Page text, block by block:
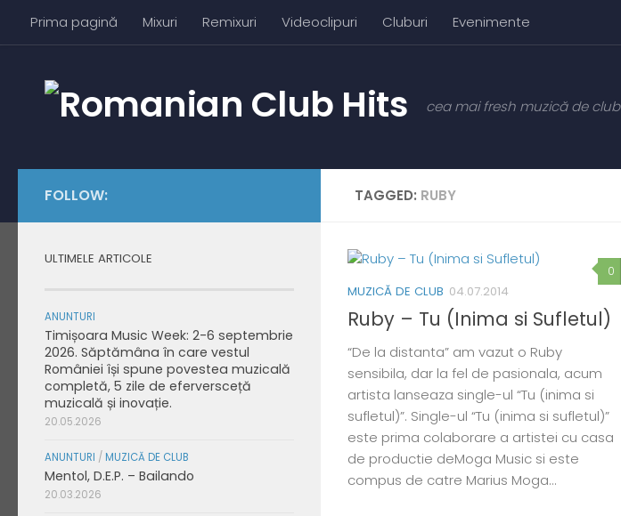
Skip to content
Prima pagină Mixuri Remixuri Videoclipuri Cluburi Evenimente
cea mai fresh muzică de club
TAGGED: RUBY
0
MUZICĂ DE CLUB 04.07.2014
Ruby – Tu (Inima si Sufletul)
“De la distanta” am vazut o Ruby
sensibila, dar la fel de pasionala, acum
artista lanseaza single-ul “Tu (inima si
sufletul)”. Single-ul “Tu (inima si sufletul)”
este prima colaborare a artistei cu casa
de productie deMoga Music si este
compus de catre Marius Moga…
FOLLOW:
ULTIMELE ARTICOLE
ANUNTURI
Timișoara Music Week: 2-6 septembrie
2026. Săptămâna în care vestul
României își spune povestea muzicală
completă, 5 zile de eferversceță
muzicală și inovație.
20.05.2026
ANUNTURI / MUZICĂ DE CLUB
Mentol, D.E.P. – Bailando
20.03.2026